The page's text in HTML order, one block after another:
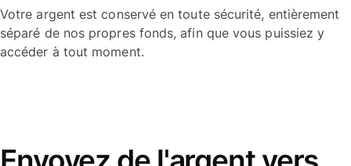
Votre argent est conservé en toute sécurité, entièrement
séparé de nos propres fonds, afin que vous puissiez y
accéder à tout moment.